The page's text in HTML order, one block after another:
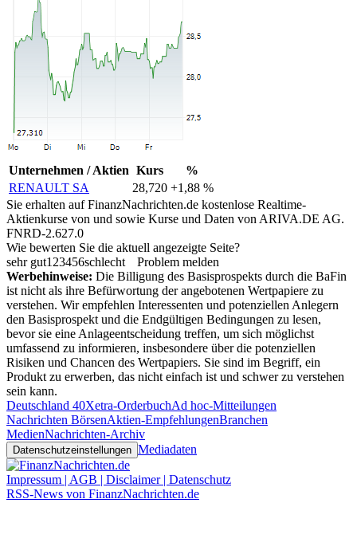
Unternehmen / Aktien Kurs
%
RENAULT SA
28,720 +1,88 %
Sie erhalten auf FinanzNachrichten.de kostenlose Realtime-
Aktienkurse von und sowie Kurse und Daten von ARIVA.DE AG.
FNRD-2.627.0
Wie bewerten Sie die aktuell angezeigte Seite?
sehr gut1 23456schlecht
Problem melden
Werbehinweise: Die Billigung des Basisprospekts durch die BaFin
ist nicht als ihre Befürwortung der angebotenen Wertpapiere zu
verstehen. Wir empfehlen Interessenten und potenziellen Anlegern
den Basisprospekt und die Endgültigen Bedingungen zu lesen,
bevor sie eine Anlageentscheidung treffen, um sich möglichst
umfassend zu informieren, insbesondere über die potenziellen
Risiken und Chancen des Wertpapiers. Sie sind im Begriff, ein
Produkt zu erwerben, das nicht einfach ist und schwer zu verstehen
sein kann.
Deutschland 40Xetra-OrderbuchAd hoc-Mitteilungen
Nachrichten BörsenAktien-EmpfehlungenBranchen
MedienNachrichten-Archiv
Datenschutzeinstellungen Mediadaten
Impressum | AGB | Disclaimer | Datenschutz
RSS-News von FinanzNachrichten.de